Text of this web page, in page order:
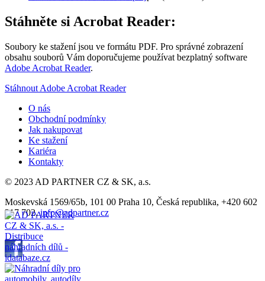
Stáhněte si Acrobat Reader:
Soubory ke stažení jsou ve formátu PDF. Pro správné zobrazení
obsahu souborů Vám doporučujeme používat bezplatný software
Adobe Acrobat Reader.
Stáhnout Adobe Acrobat Reader
O nás
Obchodní podmínky
Jak nakupovat
Ke stažení
Kariéra
Kontakty
© 2023 AD PARTNER CZ & SK, a.s.
Moskevská 1569/65b, 101 00 Praha 10, Česká republika, +420 602
317 702,info@adpartner.cz